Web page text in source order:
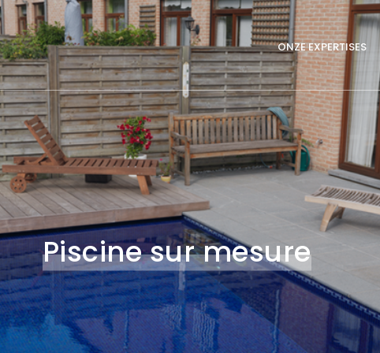
Main
navigation
ONZE EXPERTISES
Piscine sur mesure